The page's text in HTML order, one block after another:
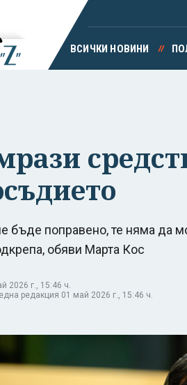
ВСИЧКИ НОВИНИ
бъде поправено, те няма да
обяви Марта Кос
2026 г., 15:46 ч.
редакция 01 май 2026 г., 15:46 ч.